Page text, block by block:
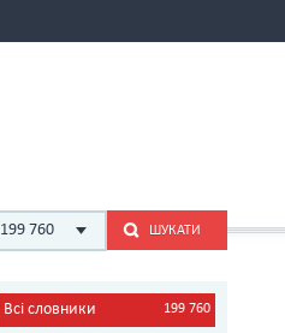
199 760 ШУКАТИ
Всі словники 199 760